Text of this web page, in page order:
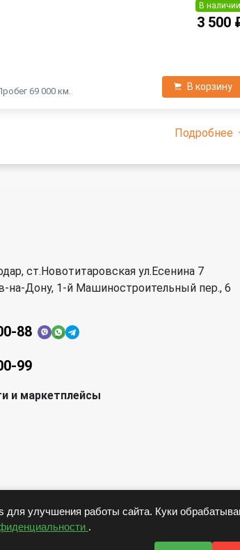
69 000 км.
В
3 500
В корзину
Подробнее
ст.Новотитаровская ул.Есенина 7
на-Дону, 1-й Машиностроительный пер., 6
88
99
и маркетплейсы
для улучшения работы сайта. Куки
.